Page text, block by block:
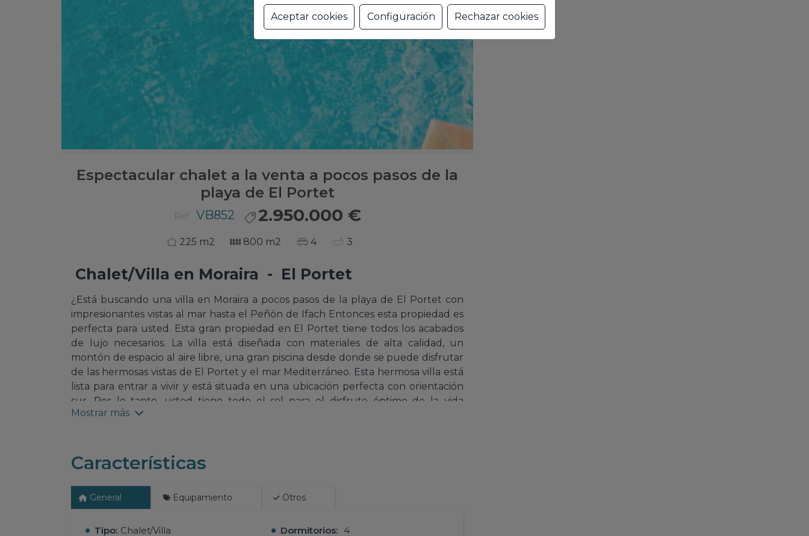
Espectacular chalet a la venta a pocos pasos de la
playa de El Portet
Ref. VB852 2.950.000 €
225 m2 800 m2 4 3
Chalet/Villa en Moraira - El Portet
¿Está buscando una villa en Moraira a pocos pasos de la playa de El Portet con
impresionantes vistas al mar hasta el Peñón de Ifach Entonces esta propiedad es
perfecta para usted. Esta gran propiedad en El Portet tiene todos los acabados
de lujo necesarios. La villa está diseñada con materiales de alta calidad, un
montón de espacio al aire libre, una gran piscina desde donde se puede disfrutar
de las hermosas vistas de El Portet y el mar Mediterráneo. Esta hermosa villa está
lista para entrar a vivir y está situada en una ubicación perfecta con orientación
sur. Por lo tanto, usted tiene todo el sol para el disfrute óptimo de la vida
española.
Esta villa a pocos pasos de la playa de El Portet consta de dos plantas conectadas
por una escalera interior. En la planta baja de la casa, a nivel de la piscina, a la que
con estufa de leña. Esta habitación tiene acceso directo a la terraza exterior a
través de las grandes ventanas correderas. Junto al salón/comedor se encuentra
la gran cocina, totalmente equipada con electrodomésticos de calidad. Una gran
Mostrar más
Características
General Equipamiento Otros
Tipo: Chalet/Villa Dormitorios: 4
Aceptar cookies Configuración Rechazar cookies